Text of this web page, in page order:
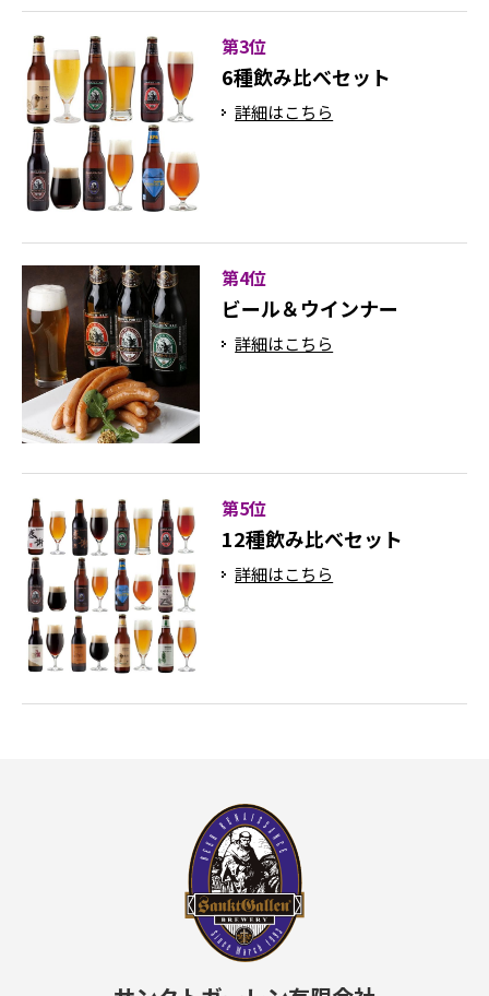
第3位
6種飲み比べセット
詳細はこちら
第4位
ビール＆ウインナー
詳細はこちら
第5位
12種飲み比べセット
詳細はこちら